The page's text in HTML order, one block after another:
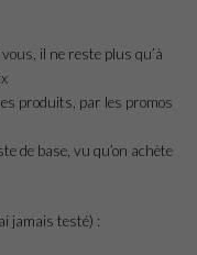
il ne reste plus qu’à
produits, par les promos
de base, vu qu’on achète
jamais testé) :